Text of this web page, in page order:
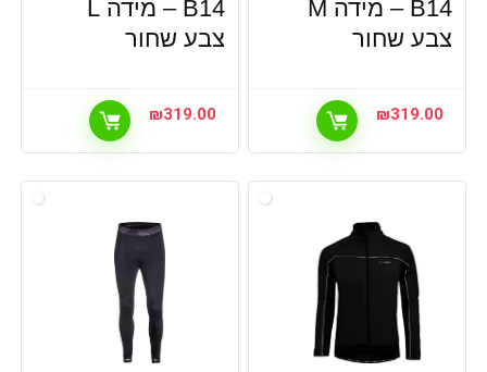
B14 – מידה M
צבע שחור
₪319.00
B14 – מידה L
צבע שחור
₪319.00